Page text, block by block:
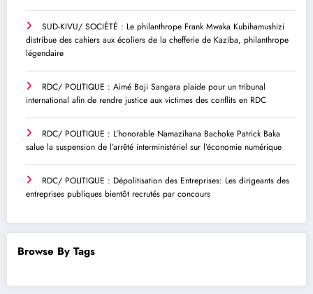
SUD-KIVU/ SOCIÉTÉ : Le philanthrope Frank Mwaka Kubihamushizi
distribue des cahiers aux écoliers de la chefferie de Kaziba, philanthrope
légendaire
RDC/ POLITIQUE : Aimé Boji Sangara plaide pour un tribunal
international afin de rendre justice aux victimes des conflits en RDC
RDC/ POLITIQUE : L’honorable Namazihana Bachoke Patrick Baka
salue la suspension de l’arrêté interministériel sur l’économie numérique
RDC/ POLITIQUE : Dépolitisation des Entreprises: Les dirigeants des
entreprises publiques bientôt recrutés par concours
Browse By Tags